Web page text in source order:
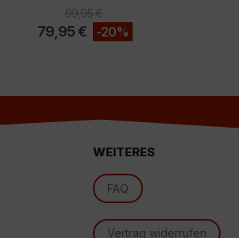
99,95€
79,95€ -20%
WEITERES
FAQ
Vertrag widerrufen